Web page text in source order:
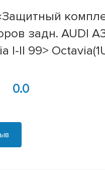
задн. AUDI
I-II 99>
0.0